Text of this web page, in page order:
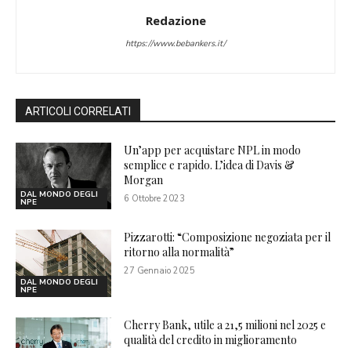
Redazione
https://www.bebankers.it/
ARTICOLI CORRELATI
DAL MONDO DEGLI
NPE
Un’app per acquistare NPL in modo
semplice e rapido. L’idea di Davis &
Morgan
6 Ottobre 2023
DAL MONDO DEGLI
NPE
Pizzarotti: “Composizione negoziata per il
ritorno alla normalità”
27 Gennaio 2025
Cherry Bank, utile a 21,5 milioni nel 2025 e
qualità del credito in miglioramento